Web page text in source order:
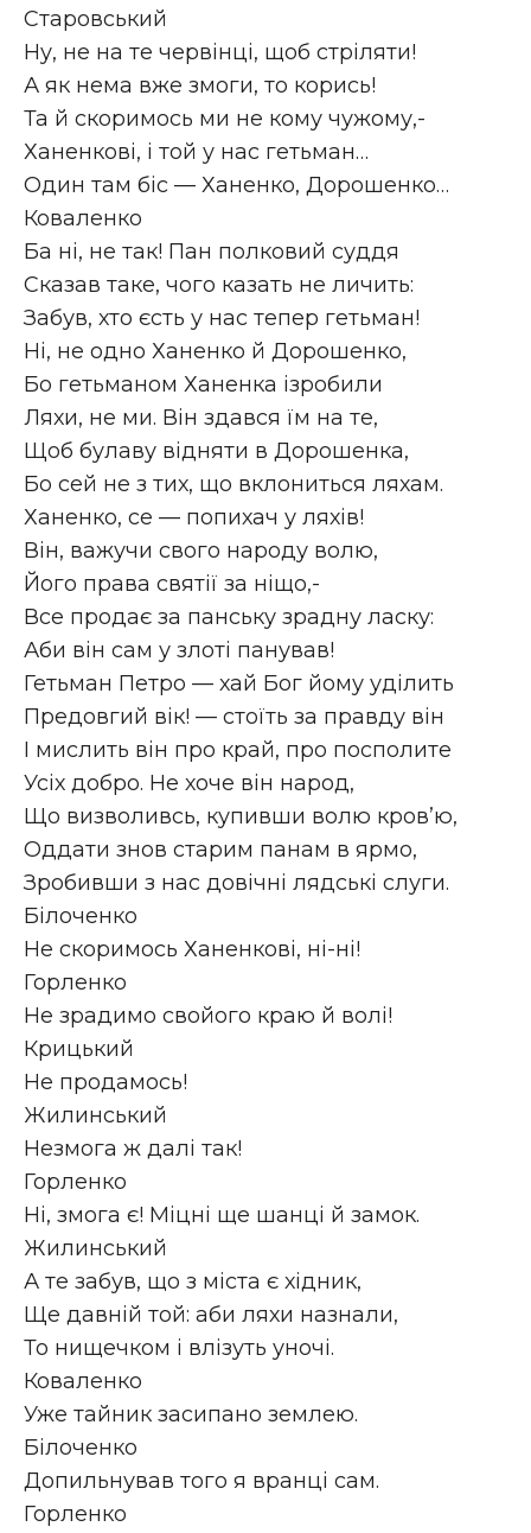
Старовський
Ну, не на те червінці, щоб стріляти!
А як нема вже змоги, то корись!
Та й скоримось ми не кому чужому,-
Ханенкові, і той у нас гетьман…
Один там біс — Ханенко, Дорошенко…
Коваленко
Ба ні, не так! Пан полковий суддя
Сказав таке, чого казать не личить:
Забув, хто єсть у нас тепер гетьман!
Ні, не одно Ханенко й Дорошенко,
Бо гетьманом Ханенка ізробили
Ляхи, не ми. Він здався їм на те,
Щоб булаву відняти в Дорошенка,
Бо сей не з тих, що вклониться ляхам.
Ханенко, се — попихач у ляхів!
Він, важучи свого народу волю,
Його права святії за ніщо,-
Все продає за панську зрадну ласку:
Аби він сам у злоті панував!
Гетьман Петро — хай Бог йому уділить
Предовгий вік! — стоїть за правду він
І мислить він про край, про посполите
Усіх добро. Не хоче він народ,
Що визволивсь, купивши волю кров’ю,
Оддати знов старим панам в ярмо,
Зробивши з нас довічні лядські слуги.
Білоченко
Не скоримось Ханенкові, ні-ні!
Горленко
Не зрадимо свойого краю й волі!
Крицький
Не продамось!
Жилинський
Незмога ж далі так!
Горленко
Ні, змога є! Міцні ще шанці й замок.
Жилинський
А те забув, що з міста є хідник,
Ще давній той: аби ляхи назнали,
То нищечком і влізуть уночі.
Коваленко
Уже тайник засипано землею.
Білоченко
Допильнував того я вранці сам.
Горленко